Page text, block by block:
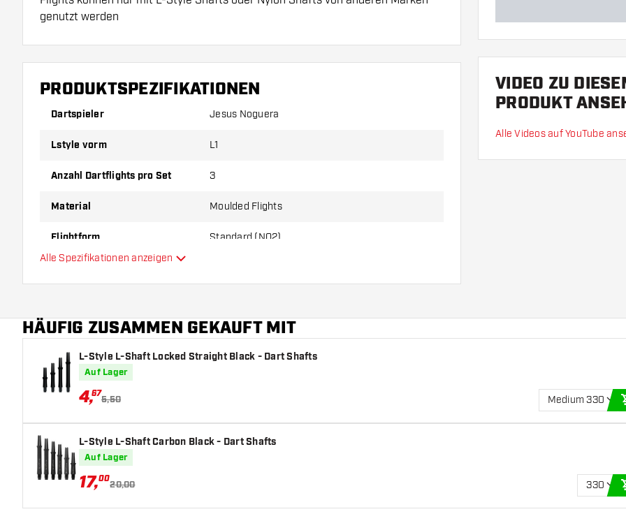
genutzt werden
Sorgen Sie für genügend Ersatz Flights und Shafts. Diese können sich
durch Gebrauch abnutzen oder brechen.
Probieren Sie eine andere Form, ein anderes Material oder eine andere
Ihnen passt!
PRODUKTSPEZIFIKATIONEN
Dartspieler Jesus Noguera
Lstyle vorm L1
Anzahl Dartflights pro Set 3
Material Moulded Flights
Flightform Standard (NO2)
Hauptfarbe
Alle Spezifikationen anzeigen
VIDEO ZU
PRODUKT
Alle Videos auf YouTube
HÄUFIG ZUSAMMEN GEKAUFT MIT
L-Style L-Shaft Locked Straight Black - Dart Shafts
Auf Lager
4,67
5,50 Medium 330
L-Style L-Shaft Carbon Black - Dart Shafts
Auf Lager
17,00
20,00 330